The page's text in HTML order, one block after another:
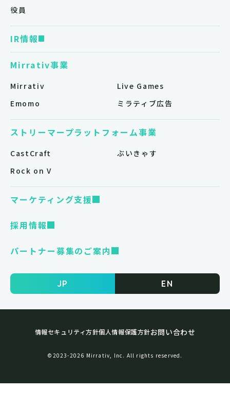
役員
IR情報
Mirrativ事業
Mirrativ
Live Games
Emomo
ミラティブ広告
ストリーマープラットフォーム事業
CastCraft
ぶいきゃす
Rock on V
マーケティング支援
採用情報
パートナー募集のご案内
JP EN
情報セキュリティ方針個人情報保護方針お問い合わせ
©︎2023-2026 Mirrativ, Inc. All rights reserved.